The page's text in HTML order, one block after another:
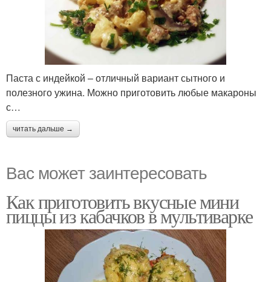
Паста с индейкой – отличный вариант сытного и
полезного ужина. Можно приготовить любые макароны
с…
читать дальше →
Вас может заинтересовать
Как приготовить вкусные мини
пиццы из кабачков в мультиварке